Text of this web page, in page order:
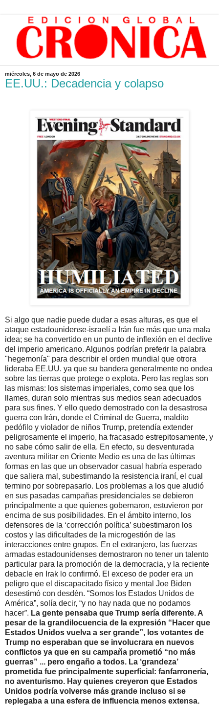
miércoles, 6 de mayo de 2026
EE.UU.: Decadencia y colapso
Si algo que nadie puede dudar a esas alturas, es que el
ataque estadounidense-israelí a Irán fue más que una mala
idea; se ha convertido en un punto de inflexión en el declive
del imperio americano. Algunos podrían preferir la palabra
"hegemonía" para describir el orden mundial que otrora
lideraba EE.UU. ya que su bandera generalmente no ondea
sobre las tierras que protege o explota. Pero las reglas son
las mismas: los sistemas imperiales, como sea que los
llames, duran solo mientras sus medios sean adecuados
para sus fines. Y ello quedo demostrado con la desastrosa
guerra con Irán, donde el Criminal de Guerra, maldito
pedófilo y violador de niños Trump, pretendía extender
peligrosamente el imperio, ha fracasado estrepitosamente, y
no sabe cómo salir de ella. En efecto, su desventurada
aventura militar en Oriente Medio es una de las últimas
formas en las que un observador casual habría esperado
que saliera mal, subestimando la resistencia iraní, el cual
termino por sobrepasarlo. Los problemas a los que aludió
en sus pasadas campañas presidenciales se debieron
principalmente a que quienes gobernaron, estuvieron por
encima de sus posibilidades. En el ámbito interno, los
defensores de la ‘corrección política’ subestimaron los
costos y las dificultades de la microgestión de las
interacciones entre grupos. En el extranjero, las fuerzas
armadas estadounidenses demostraron no tener un talento
particular para la promoción de la democracia, y la reciente
debacle en Irak lo confirmó. El exceso de poder era un
peligro que el discapacitado físico y mental Joe Biden
desestimó con desdén. “Somos los Estados Unidos de
América”, solía decir, “y no hay nada que no podamos
hacer”. La gente pensaba que Trump sería diferente. A
pesar de la grandilocuencia de la expresión “Hacer que
Estados Unidos vuelva a ser grande”, los votantes de
Trump no esperaban que se involucrara en nuevos
conflictos ya que en su campaña prometió “no más
guerras” ... pero engaño a todos. La ‘grandeza’
prometida fue principalmente superficial: fanfarronería,
no aventurismo. Hay quienes creyeron que Estados
Unidos podría volverse más grande incluso si se
replegaba a una esfera de influencia menos extensa.